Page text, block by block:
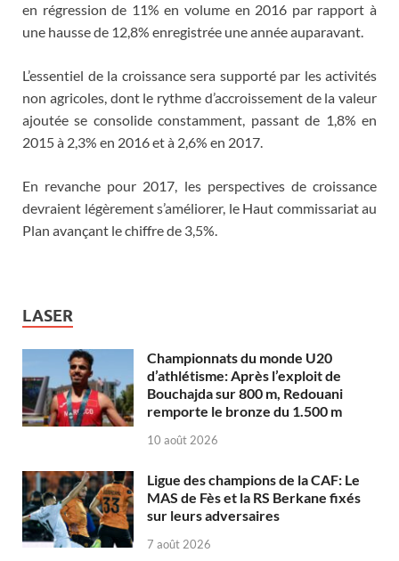
en régression de 11% en volume en 2016 par rapport à
une hausse de 12,8% enregistrée une année auparavant.
L’essentiel de la croissance sera supporté par les activités
non agricoles, dont le rythme d’accroissement de la valeur
ajoutée se consolide constamment, passant de 1,8% en
2015 à 2,3% en 2016 et à 2,6% en 2017.
En revanche pour 2017, les perspectives de croissance
devraient légèrement s’améliorer, le Haut commissariat au
Plan avançant le chiffre de 3,5%.
LASER
Championnats du monde U20
d’athlétisme: Après l’exploit de
Bouchajda sur 800 m, Redouani
remporte le bronze du 1.500 m
10 août 2026
Ligue des champions de la CAF: Le
MAS de Fès et la RS Berkane fixés
sur leurs adversaires
7 août 2026